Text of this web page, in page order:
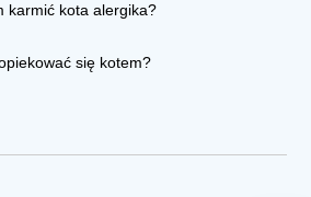
karmić kota alergika?
się kotem?